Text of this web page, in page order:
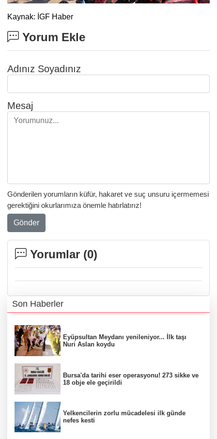
Kaynak: İGF Haber
Yorum Ekle
Adınız Soyadınız
Mesaj
Gönderilen yorumların küfür, hakaret ve suç unsuru içermemesi
gerektiğini okurlarımıza önemle hatırlatırız!
Gönder
Yorumlar (0)
Son Haberler
Eyüpsultan Meydanı yenileniyor... İlk taşı
Nuri Aslan koydu
Bursa'da tarihi eser operasyonu! 273 sikke ve
18 obje ele geçirildi
Yelkencilerin zorlu mücadelesi ilk günde
nefes kesti